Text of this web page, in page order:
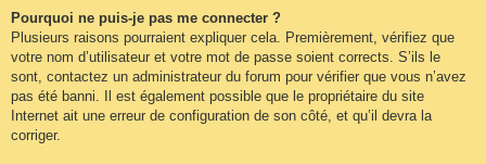
Pourquoi ne puis-je pas me connecter ?
Plusieurs raisons pourraient expliquer cela. Premièrement, vérifiez que
votre nom d’utilisateur et votre mot de passe soient corrects. S’ils le
sont, contactez un administrateur du forum pour vérifier que vous n’avez
pas été banni. Il est également possible que le propriétaire du site
Internet ait une erreur de configuration de son côté, et qu’il devra la
corriger.